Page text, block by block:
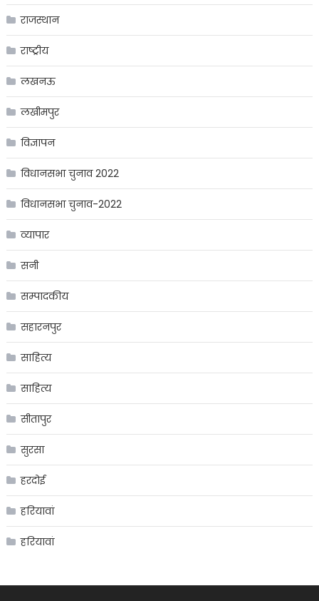
राजस्थान
राष्ट्रीय
लखनऊ
लखीमपुर
विज्ञापन
विधानसभा चुनाव 2022
विधानसभा चुनाव-2022
व्यापार
सनी
सम्पादकीय
सहारनपुर
साहित्य
साहित्य
सीतापुर
सुरसा
हरदोई
हरियावां
हरियावां